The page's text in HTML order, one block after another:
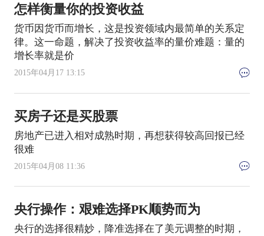
怎样衡量你的投资收益
货币因货币而增长，这是投资领域内最简单的关系定
律。这一命题，解决了投资收益率的量价难题：量的
增长率就是价
2015年04月17 13:15
买房子还是买股票
房地产已进入相对成熟时期，再想获得较高回报已经
很难
2015年04月08 11:36
央行操作：艰难选择PK顺势而为
央行的选择很精妙，降准选择在了美元调整的时期，